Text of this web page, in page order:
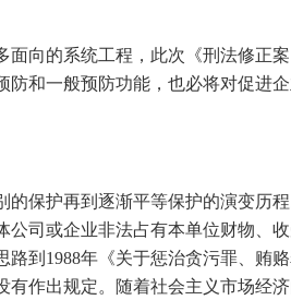
向的系统工程，此次《刑法修正
和一般预防功能，也必将对促进
保护再到逐渐平等保护的演变历程
司或企业非法占有本单位财物、
路到 1988年《关于惩治贪污罪、贿
作出规定。随着社会主义市场经